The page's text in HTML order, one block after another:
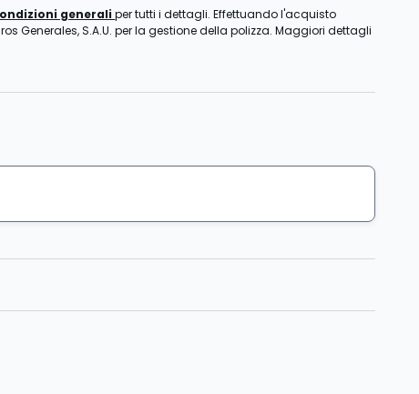
generaliper tutti i dettagli. Effettuando l'acquisto
Generales, S.A.U. per la gestione della polizza. Maggiori dettagli